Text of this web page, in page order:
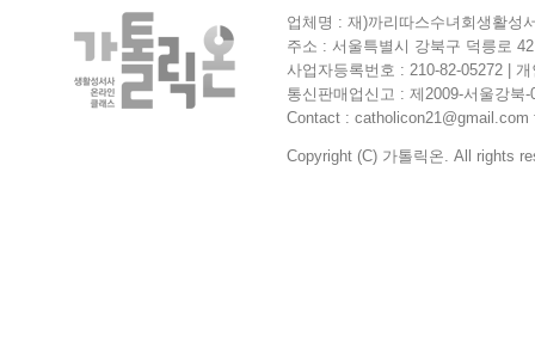
업체명 : 재)까리따스수녀회생활성
주소 : 서울특별시 강북구 덕릉로
사업자등록번호 : 210-82-05272 |
통신판매업신고 : 제2009-서울강북
Contact : catholicon21@gmail.com
Copyright (C) 가톨릭온. All rights